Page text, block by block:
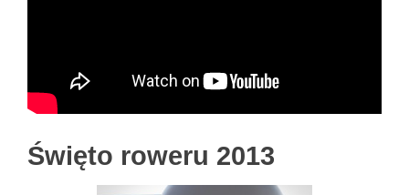
Święto roweru 2013